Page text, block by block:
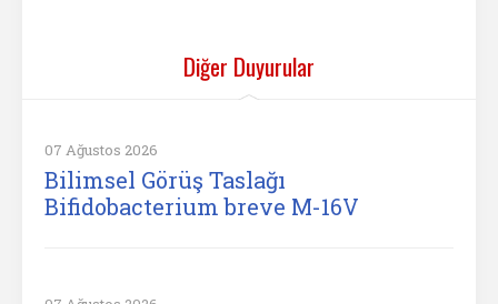
Diğer Duyurular
07 Ağustos 2026
Bilimsel Görüş Taslağı
Bifidobacterium breve M-16V